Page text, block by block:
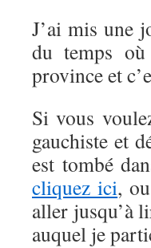
J’ai mis une
du temps où
province et
Si vous
gauchiste et
est tombé
cliquez ici,
aller jusqu’à
auquel je